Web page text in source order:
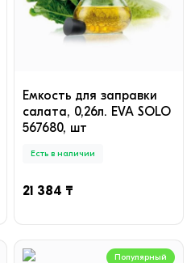
Емкость для заправки
салата, 0,26л. EVA SOLO
567680, шт
Есть в наличии
21 384 ₸
Популярный